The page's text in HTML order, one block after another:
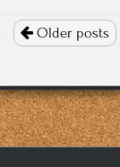
Posts
navigation
Older posts